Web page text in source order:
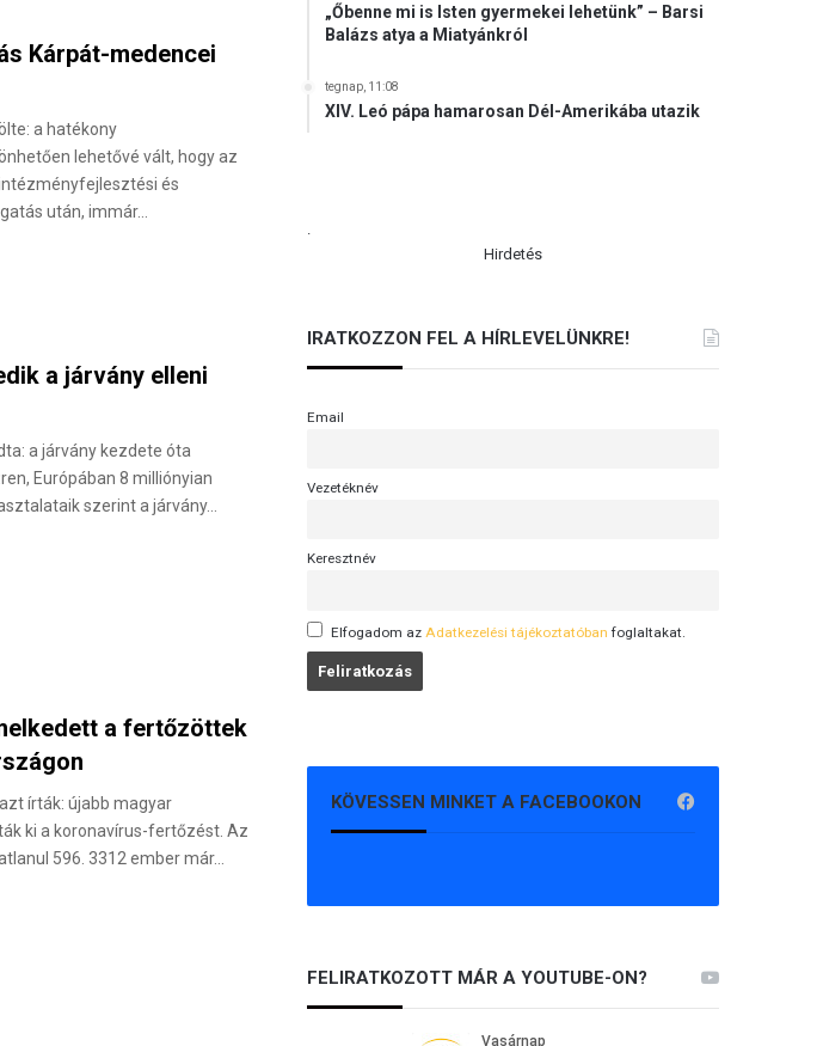
Kárpát-medencei
a hatékony
lehetővé vált, hogy az
és
után, immár…
a járvány elleni
a járvány kezdete óta
Európában 8 milliónyian
szerint a járvány…
a fertőzöttek
írták: újabb magyar
ki a koronavírus-fertőzést. Az
596. 3312 ember már…
„Őbenne mi is Isten gyermekei lehetünk” – Barsi
Balázs atya a Miatyánkról
tegnap, 11:08
XIV. Leó pápa hamarosan Dél-Amerikába utazik
.
Hirdetés
IRATKOZZON FEL A HÍRLEVELÜNKRE!
Email
Vezetéknév
Keresztnév
Elfogadom az Adatkezelési tájékoztatóban foglaltakat.
KÖVESSEN MINKET A FACEBOOKON
FELIRATKOZOTT MÁR A YOUTUBE-ON?